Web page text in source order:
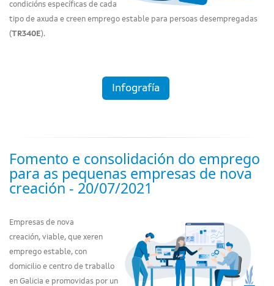
condicións específicas de cada
tipo de axuda e creen emprego estable para persoas desempregadas
(TR340E).
Infografía
Fomento e consolidación do emprego
para as pequenas empresas de nova
creación - 20/07/2021
Empresas de nova
creación, viable, que xeren
emprego estable, con
domicilio e centro de traballo
en Galicia e promovidas por un